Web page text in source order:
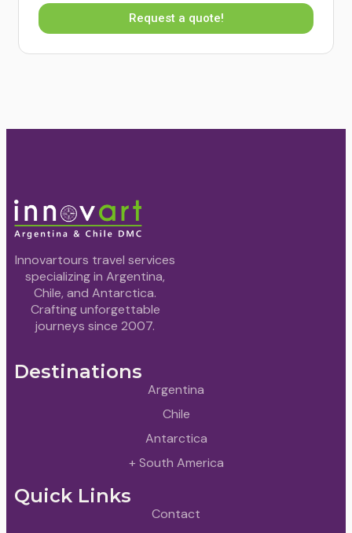
Request a quote!
Innovartours travel services
specializing in Argentina,
Chile, and Antarctica.
Crafting unforgettable
journeys since 2007.
Destinations
Argentina
Chile
Antarctica
+ South America
Quick Links
Contact